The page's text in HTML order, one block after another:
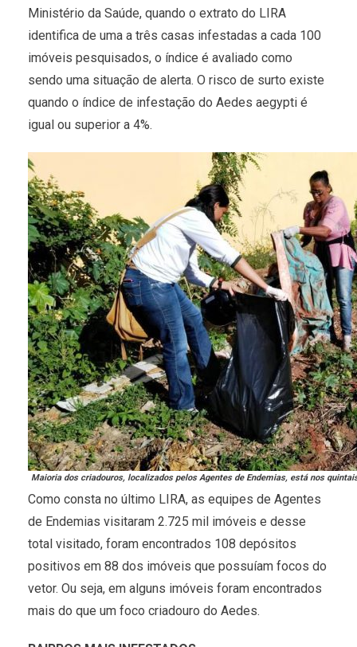
Ministério da Saúde, quando o extrato do LIRA
identifica de uma a três casas infestadas a cada 100
imóveis pesquisados, o índice é avaliado como
sendo uma situação de alerta. O risco de surto existe
quando o índice de infestação do Aedes aegypti é
igual ou superior a 4%.
Maioria dos criadouros, localizados pelos Agentes de Endemias, está nos
Como consta no último LIRA, as equipes de Agentes
de Endemias visitaram 2.725 mil imóveis e desse
total visitado, foram encontrados 108 depósitos
positivos em 88 dos imóveis que possuíam focos do
vetor. Ou seja, em alguns imóveis foram encontrados
mais do que um foco criadouro do Aedes.